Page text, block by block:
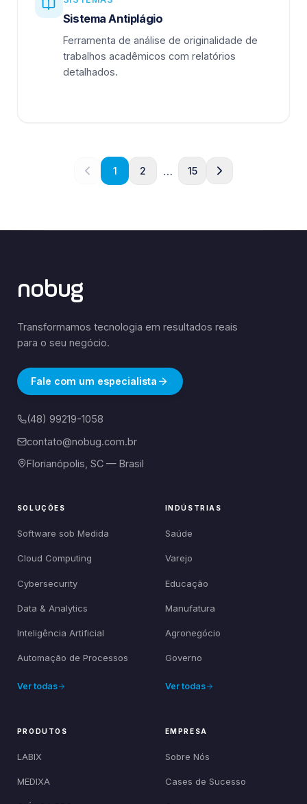
Sistema Antiplágio
Ferramenta de análise de originalidade de
trabalhos acadêmicos com relatórios
detalhados.
1 2 … 15
nobug
Transformamos tecnologia em resultados reais
para o seu negócio.
Fale com um especialista
(48) 99219-1058
contato@nobug.com.br
Florianópolis, SC — Brasil
SOLUÇÕES
Software sob Medida
Cloud Computing
Cybersecurity
Data & Analytics
Inteligência Artificial
Automação de Processos
Ver todas
INDÚSTRIAS
Saúde
Varejo
Educação
Manufatura
Agronegócio
Governo
Ver todas
PRODUTOS
LABIX
MEDIXA
EMPRESA
Sobre Nós
Cases de Sucesso